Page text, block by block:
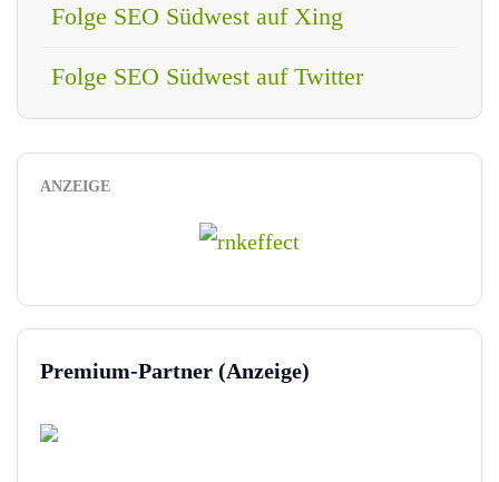
Folge SEO Südwest auf Xing
Folge SEO Südwest auf Twitter
ANZEIGE
Premium-Partner (Anzeige)